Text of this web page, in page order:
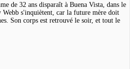
de 32 ans disparaît à Buena Vista, dans le
Webb s'inquiètent, car la future mère doit
Son corps est retrouvé le soir, et tout le